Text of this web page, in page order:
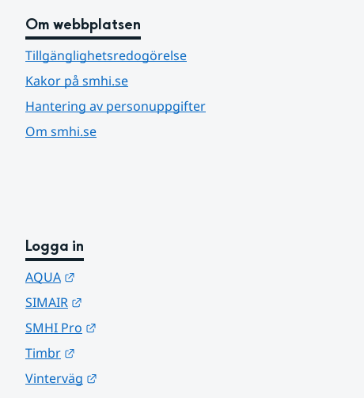
Om webbplatsen
Tillgänglighetsredogörelse
Kakor på smhi.se
Hantering av personuppgifter
Om smhi.se
Logga in
AQUA
SIMAIR
SMHI Pro
Timbr
Vinterväg